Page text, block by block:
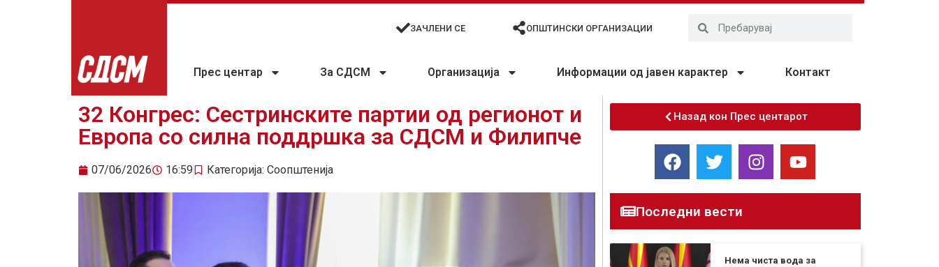
ЗАЧЛЕНИ СЕ ОПШТИНСКИ ОРГАНИЗАЦИИ
Прес центар За СДСМ Организација Информации од јавен карактер Контакт
32 Конгрес: Сестринските партии од регионот и
Европа со силна поддршка за СДСМ и Филипче
07/06/2026 16:59 Категорија: Соопштенија
Назад кон Прес центарот
Последни вести
Нема чиста вода за